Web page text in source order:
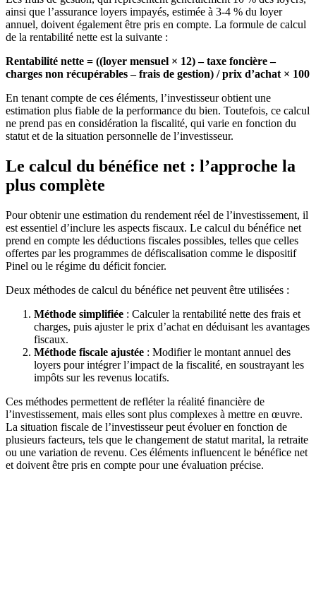
ainsi que l’assurance loyers impayés, estimée à 3-4 % du loyer
annuel, doivent également être pris en compte. La formule de calcul
de la rentabilité nette est la suivante :
Rentabilité nette = ((loyer mensuel × 12) – taxe foncière –
charges non récupérables – frais de gestion) / prix d’achat × 100
En tenant compte de ces éléments, l’investisseur obtient une
estimation plus fiable de la performance du bien. Toutefois, ce calcul
ne prend pas en considération la fiscalité, qui varie en fonction du
statut et de la situation personnelle de l’investisseur.
Le calcul du bénéfice net : l’approche la
plus complète
Pour obtenir une estimation du rendement réel de l’investissement, il
est essentiel d’inclure les aspects fiscaux. Le calcul du bénéfice net
prend en compte les déductions fiscales possibles, telles que celles
offertes par les programmes de défiscalisation comme le dispositif
Pinel ou le régime du déficit foncier.
Deux méthodes de calcul du bénéfice net peuvent être utilisées :
Méthode simplifiée : Calculer la rentabilité nette des frais et
charges, puis ajuster le prix d’achat en déduisant les avantages
fiscaux.
Méthode fiscale ajustée : Modifier le montant annuel des
loyers pour intégrer l’impact de la fiscalité, en soustrayant les
impôts sur les revenus locatifs.
Ces méthodes permettent de refléter la réalité financière de
l’investissement, mais elles sont plus complexes à mettre en œuvre.
La situation fiscale de l’investisseur peut évoluer en fonction de
plusieurs facteurs, tels que le changement de statut marital, la retraite
ou une variation de revenu. Ces éléments influencent le bénéfice net
et doivent être pris en compte pour une évaluation précise.